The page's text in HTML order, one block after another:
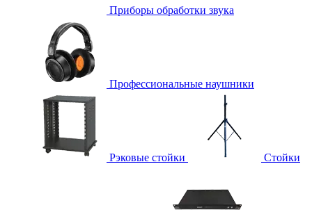
Приборы обработки звука
Профессиональные наушники
Рэковые стойки Стойки